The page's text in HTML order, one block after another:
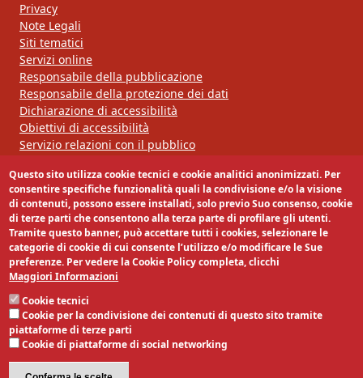
Privacy
Note Legali
Siti tematici
Servizi online
Responsabile della pubblicazione
Responsabile della protezione dei dati
Dichiarazione di accessibilità
Obiettivi di accessibilità
Servizio relazioni con il pubblico
Segui la nostra pagina:
Questo sito utilizza cookie tecnici e cookie analitici anonimizzati. Per
consentire specifiche funzionalità quali la condivisione e/o la visione
di contenuti, possono essere installati, solo previo Suo consenso, cookie
di terze parti che consentono alla terza parte di profilare gli utenti.
Tramite questo banner, può accettare tutti i cookies, selezionare le
categorie di cookie di cui consente l’utilizzo e/o modificare le Sue
preferenze. Per vedere la Cookie Policy completa, clicchi
Maggiori Informazioni
Cookie tecnici
Cookie per la condivisione dei contenuti di questo sito tramite
piattaforme di terze parti
Cookie di piattaforme di social networking